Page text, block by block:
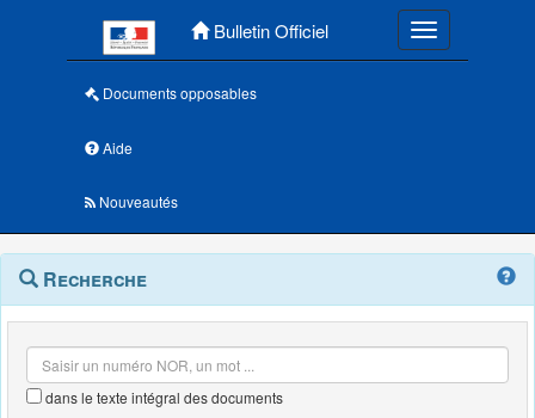
Bulletin Officiel Toggle
Documents opposables
Aide
Nouveautés
Navigation
outils
Menu
contextuel
Recherche
dans le texte intégral des documents